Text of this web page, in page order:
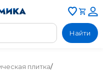
Найти
плитка/